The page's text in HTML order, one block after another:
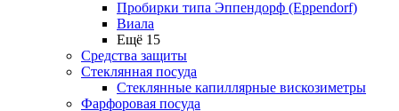
Пробирки типа Эппендорф (Eppendorf)
Виала
Ещё 15
Средства защиты
Стеклянная посуда
Стеклянные капиллярные вискозиметры
Фарфоровая посуда